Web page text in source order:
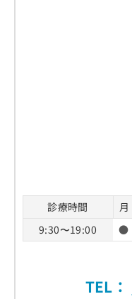
診療時間 月
9:30〜19:00
●
TEL：